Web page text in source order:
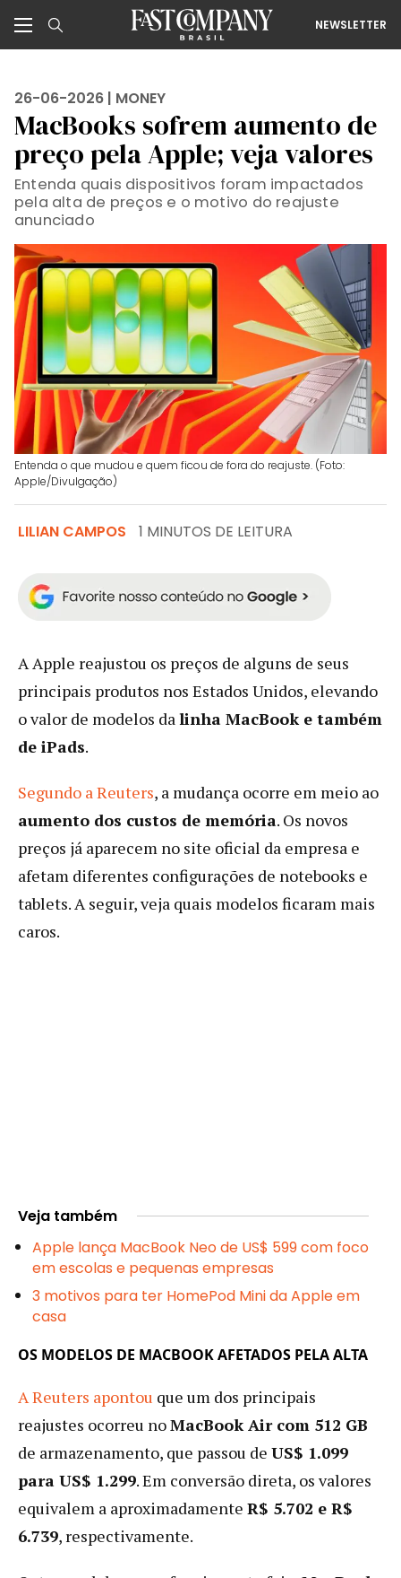
NEWSLETTER
26-06-2026 | MONEY
MacBooks sofrem aumento de
preço pela Apple; veja valores
Entenda quais dispositivos foram impactados
pela alta de preços e o motivo do reajuste
anunciado
Entenda o que mudou e quem ficou de fora do reajuste. (Foto:
Apple/Divulgação)
LILIAN CAMPOS 1 MINUTOS DE LEITURA
A Apple reajustou os preços de alguns de seus
principais produtos nos Estados Unidos, elevando
o valor de modelos dalinha MacBook e também
de iPads.
Segundo a Reuters, a mudança ocorre em meio ao
aumento dos custos de memória. Os novos
preços já aparecem no site oficial da empresa e
afetam diferentes configurações de notebooks e
tablets. A seguir, veja quais modelos ficaram mais
caros.
Veja também
Apple lança MacBook Neo de US$ 599 com foco
em escolas e pequenas empresas
3 motivos para ter HomePod Mini da Apple em
casa
OS MODELOS DE MACBOOK AFETADOS PELA ALTA
A Reuters apontou que um dos principais
reajustes ocorreu noMacBook Air com 512 GB
de armazenamento, que passou de US$ 1.099
para US$ 1.299. Em conversão direta, os valores
equivalem a aproximadamente R$ 5.702 e R$
6.739, respectivamente.